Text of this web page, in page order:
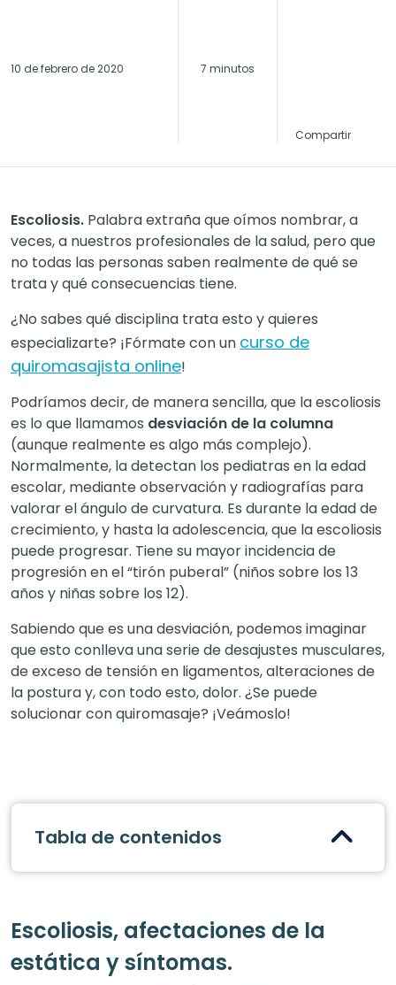
10 de febrero de 2020 7 minutos
Compartir
Escoliosis. Palabra extraña que oímos nombrar, a
veces, a nuestros profesionales de la salud, pero que
no todas las personas saben realmente de qué se
trata y qué consecuencias tiene.
¿No sabes qué disciplina trata esto y quieres
especializarte? ¡Fórmate con un curso de
quiromasajista online!
Podríamos decir, de manera sencilla, que la escoliosis
es lo que llamamos desviación de la columna
(aunque realmente es algo más complejo).
Normalmente, la detectan los pediatras en la edad
escolar, mediante observación y radiografías para
valorar el ángulo de curvatura. Es durante la edad de
crecimiento, y hasta la adolescencia, que la escoliosis
puede progresar. Tiene su mayor incidencia de
progresión en el “tirón puberal” (niños sobre los 13
años y niñas sobre los 12).
Sabiendo que es una desviación, podemos imaginar
que esto conlleva una serie de desajustes musculares,
de exceso de tensión en ligamentos, alteraciones de
la postura y, con todo esto, dolor. ¿Se puede
solucionar con quiromasaje? ¡Veámoslo!
Tabla de contenidos
Escoliosis, afectaciones de la
estática y síntomas.